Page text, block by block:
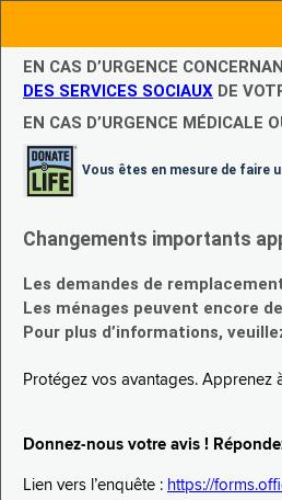
EN CAS D’URGENCE
DES SERVICES SOCIAUX DE
EN CAS D’URGENCE MÉDICALE
Vous êtes en mesure de faire
Changements importants
Les demandes de
Les ménages peuvent encore
Pour plus d’informations,
Protégez vos avantages. Apprenez
Donnez-nous votre avis !
Lien vers l’enquête : https://